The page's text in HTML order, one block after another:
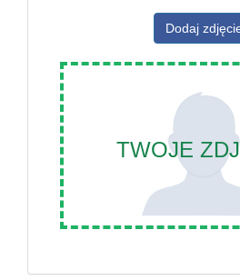
Dodaj
TWOJE